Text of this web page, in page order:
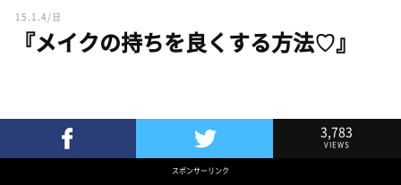
15.1.4/日
『メイクの持ちを良くする方法♡』
Twitterでツイート
3,783
VIEWS
スポンサーリンク